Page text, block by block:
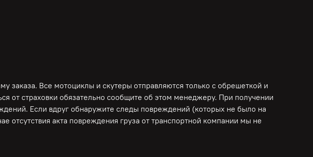
заказа. Все мотоциклы и скутеры отправляются только с обрешеткой и
от страховки обязательно сообщите об этом менеджеру. При получении
Если вдруг обнаружите следы повреждений (которых не было на
отсутствия акта повреждения груза от транспортной компании мы не